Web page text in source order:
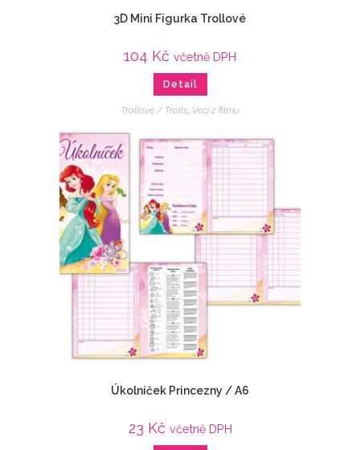
3D Mini Figurka Trollové
104 Kč včetně DPH
Detail
Trollové / Trolls, Veci z filmu
Úkolníček Princezny / A6
23 Kč včetně DPH